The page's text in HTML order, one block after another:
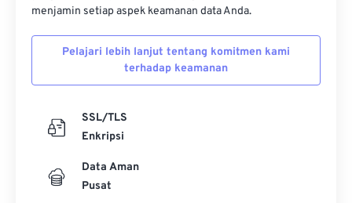
menjamin setiap aspek keamanan data Anda.
Pelajari lebih lanjut tentang komitmen kami
terhadap keamanan
SSL/TLS
Enkripsi
Data Aman
Pusat